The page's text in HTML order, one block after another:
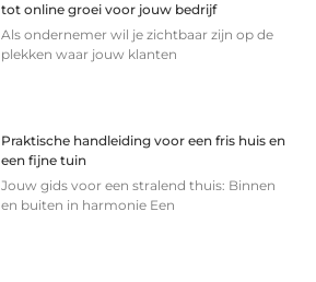
tot online groei voor jouw bedrijf
Als ondernemer wil je zichtbaar zijn op de
plekken waar jouw klanten
Praktische handleiding voor een fris huis en
een fijne tuin
Jouw gids voor een stralend thuis: Binnen
en buiten in harmonie Een